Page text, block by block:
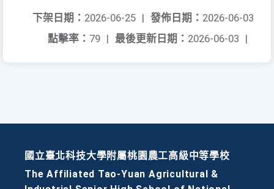
發佈日期： 2026-06-03
下架日期： 2026-06-25 |
最後更新日期： 2026-06-03 |
點擊率： 79 |
國立臺北科技大學附屬桃園農工高級中等學校
The Affiliated Tao-Yuan Agricultural &